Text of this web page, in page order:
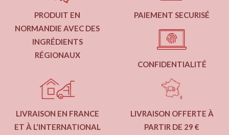
PRODUIT EN
NORMANDIE AVEC DES
INGRÉDIENTS
RÉGIONAUX
PAIEMENT SECURISÉ
CONFIDENTIALITÉ
LIVRAISON EN FRANCE
ET À L'INTERNATIONAL
LIVRAISON OFFERTE À
PARTIR DE 29 €